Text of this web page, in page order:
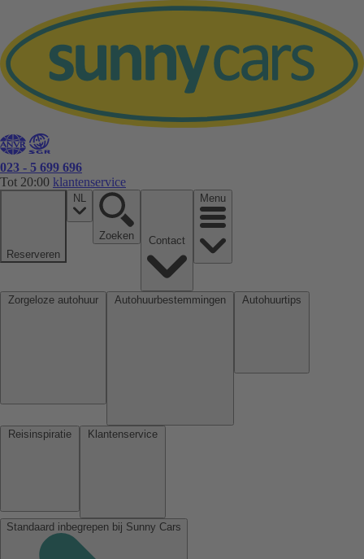
023 - 5 699 696
Tot 20:00 klantenservice
Reserveren
NL
Zoeken
Menu
Standaard inbegrepen bij Sunny Cars